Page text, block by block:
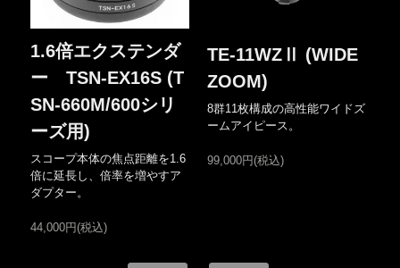
1.6倍エクステンダ
ー TSN-EX16S (T
SN-660M/600シリ
ーズ用)
スコープ本体の焦点距離を1.6
倍に延長し、倍率を増やすア
ダプター。
44,000円(税込)
TE-11WZⅡ (WIDE
ZOOM)
8群11枚構成の高性能ワイドズ
ームアイピース。
99,000円(税込)